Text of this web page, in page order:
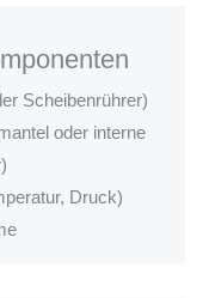
Scheibenrührer)
oder interne
Druck)